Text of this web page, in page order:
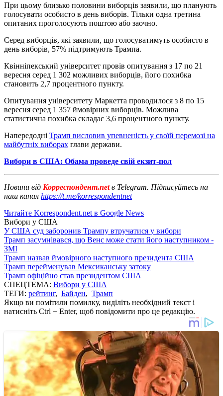
При цьому близько половини виборців заявили, що планують
голосувати особисто в день виборів. Тільки одна третина
опитаних проголосують поштою або заочно.
Серед виборців, які заявили, що голосуватимуть особисто в
день виборів, 57% підтримують Трампа.
Квінніпекський університет провів опитування з 17 по 21
вересня серед 1 302 можливих виборців, його похибка
становить 2,7 процентного пункту.
Опитування університету Маркетта проводилося з 8 по 15
вересня серед 1 357 ймовірних виборців. Можлива
статистична похибка складає 3,6 процентного пункту.
Напередодні Трамп висловив упевненість у своїй перемозі на
майбутніх виборах глави держави.
Вибори в США: Обама проведе свій екзит-пол
Новини від Корреспондент.netв Telegram. Підписуйтесь на
наш канал https://t.me/korrespondentnet
Читайте Korrespondent.net в Google News
Вибори у США
У США суд заборонив Трампу втручатися у вибори
Трамп засумнівався, що Венс може стати його наступником -
ЗМІ
Трамп назвав ймовірного наступного президента США
Трамп перейменував Мексиканську затоку
Трамп офіційно став президентом США
СПЕЦТЕМА: Вибори у США
ТЕГИ: рейтинг, Байден, Трамп
Якщо ви помітили помилку, виділіть необхідний текст і
натисніть Ctrl + Enter, щоб повідомити про це редакцію.